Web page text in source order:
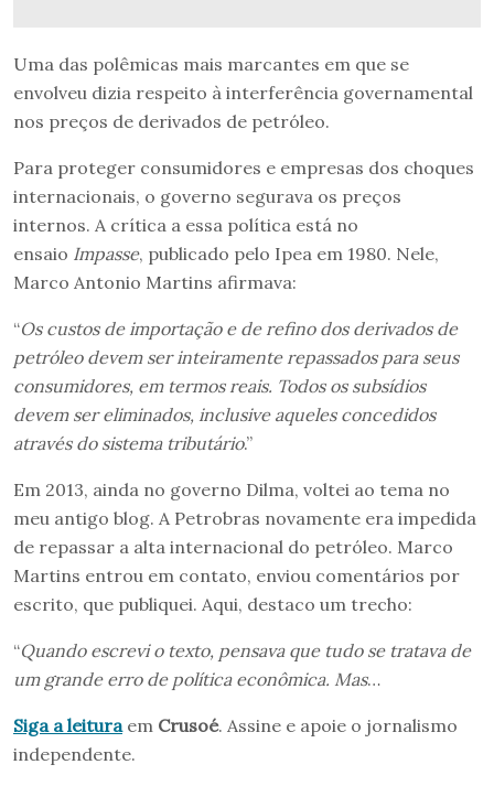
Uma das polêmicas mais marcantes em que se
envolveu dizia respeito à interferência governamental
nos preços de derivados de petróleo.
Para proteger consumidores e empresas dos choques
internacionais, o governo segurava os preços
internos. A crítica a essa política está no
ensaio Impasse, publicado pelo Ipea em 1980. Nele,
Marco Antonio Martins afirmava:
“Os custos de importação e de refino dos derivados de
petróleo devem ser inteiramente repassados para seus
consumidores, em termos reais. Todos os subsídios
devem ser eliminados, inclusive aqueles concedidos
através do sistema tributário.”
Em 2013, ainda no governo Dilma, voltei ao tema no
meu antigo blog. A Petrobras novamente era impedida
de repassar a alta internacional do petróleo. Marco
Martins entrou em contato, enviou comentários por
escrito, que publiquei. Aqui, destaco um trecho:
“Quando escrevi o texto, pensava que tudo se tratava de
um grande erro de política econômica. Mas…
Siga a leituraem Crusoé. Assine e apoie o jornalismo
independente.